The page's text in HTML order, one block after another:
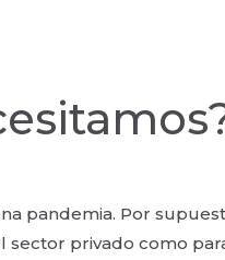
pandemia. Por
privado como